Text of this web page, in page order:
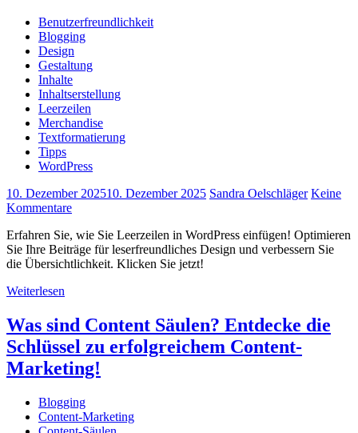
Benutzerfreundlichkeit
Blogging
Design
Gestaltung
Inhalte
Inhaltserstellung
Leerzeilen
Merchandise
Textformatierung
Tipps
WordPress
10. Dezember 202510. Dezember 2025 Sandra Oelschläger Keine
Kommentare
Erfahren Sie, wie Sie Leerzeilen in WordPress einfügen! Optimieren
Sie Ihre Beiträge für leserfreundliches Design und verbessern Sie
die Übersichtlichkeit. Klicken Sie jetzt!
Weiterlesen
Was sind Content Säulen? Entdecke die
Schlüssel zu erfolgreichem Content-
Marketing!
Blogging
Content-Marketing